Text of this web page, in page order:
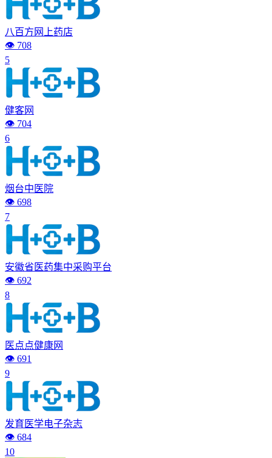
八百方网上药店
👁️ 708
5
健客网
👁️ 704
6
烟台中医院
👁️ 698
7
安徽省医药集中采购平台
👁️ 692
8
医点点健康网
👁️ 691
9
发育医学电子杂志
👁️ 684
10